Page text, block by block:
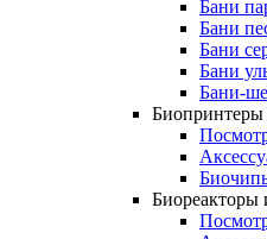
Бани
Бани
Бани
Бани
Бани-
Биопринтеры
Биореакторы